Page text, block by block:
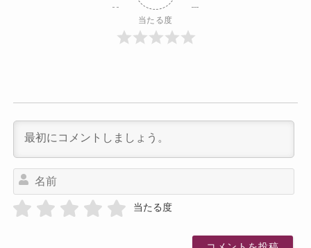
当たる度
当たる度